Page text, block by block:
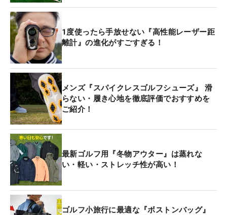
1度使ったら手放せない『高性能レーザー距
離計』の進化がすごすぎる！
メンズ『スパイクレスゴルフシューズ』 滑
らない・履き心地を徹底評価でおすすめを
ご紹介！
最新ゴルフ用『冬物アウター』は蒸れな
い・軽い・ストレッチ性が高い！
ゴルフ小旅行に最適な『ボストンバッグ』